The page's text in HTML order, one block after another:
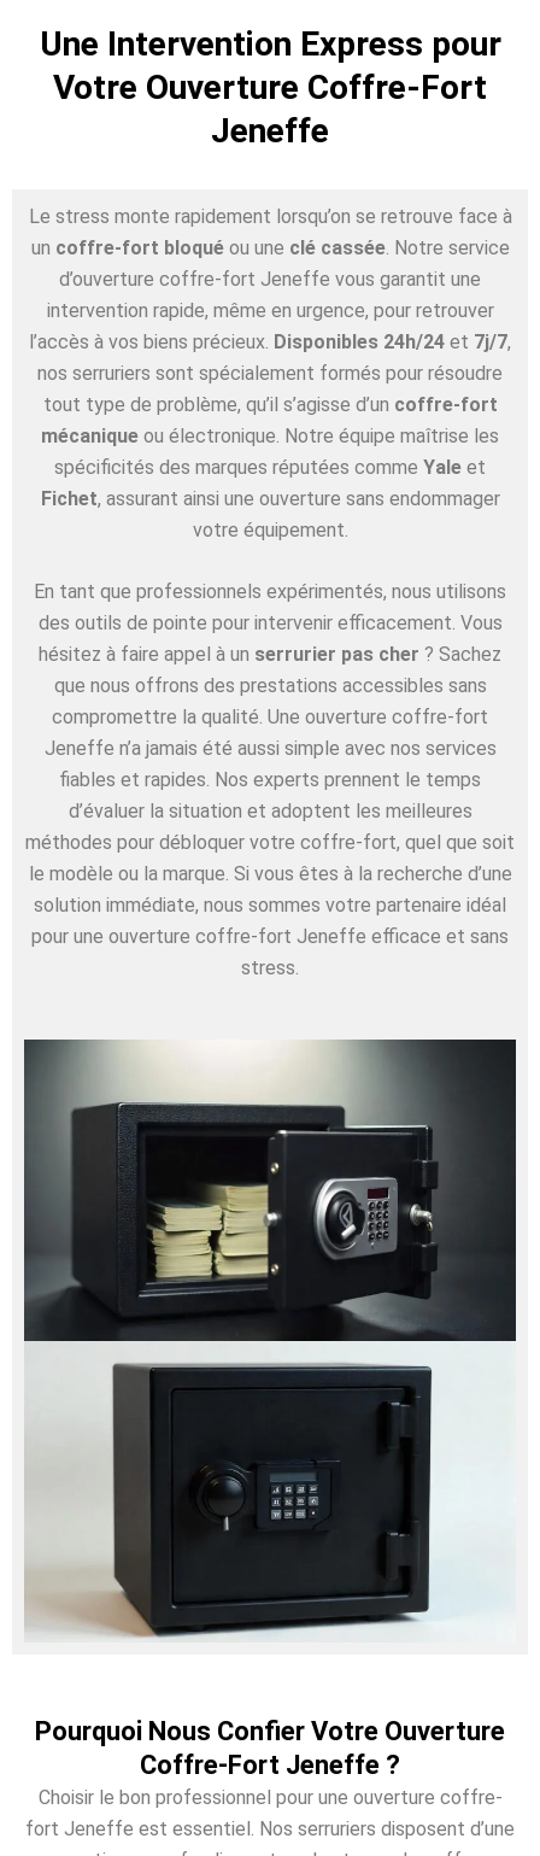
Une Intervention Express pour
Votre Ouverture Coffre-Fort
Jeneffe
Le stress monte rapidement lorsqu’on se retrouve face à
un coffre-fort bloquéou une clé cassée. Notre service
d’ouverture coffre-fort Jeneffe vous garantit une
intervention rapide, même en urgence, pour retrouver
l’accès à vos biens précieux. Disponibles 24h/24 et 7j/7,
nos serruriers sont spécialement formés pour résoudre
tout type de problème, qu’il s’agisse d’un coffre-fort
mécanique ou électronique. Notre équipe maîtrise les
spécificités des marques réputées comme Yale et
Fichet, assurant ainsi une ouverture sans endommager
votre équipement.
En tant que professionnels expérimentés, nous utilisons
des outils de pointe pour intervenir efficacement. Vous
hésitez à faire appel à un serrurier pas cher ? Sachez
que nous offrons des prestations accessibles sans
compromettre la qualité. Une ouverture coffre-fort
Jeneffe n’a jamais été aussi simple avec nos services
fiables et rapides. Nos experts prennent le temps
d’évaluer la situation et adoptent les meilleures
méthodes pour débloquer votre coffre-fort, quel que soit
le modèle ou la marque. Si vous êtes à la recherche d’une
solution immédiate, nous sommes votre partenaire idéal
pour une ouverture coffre-fort Jeneffe efficace et sans
stress.
Pourquoi Nous Confier Votre Ouverture
Coffre-Fort Jeneffe ?
Choisir le bon professionnel pour une ouverture coffre-
fort Jeneffe est essentiel. Nos serruriers disposent d’une